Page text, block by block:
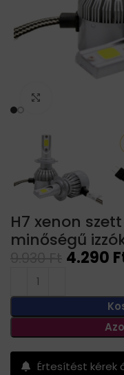
H7 xenon
minőségű
4.290
Értesítést kérek